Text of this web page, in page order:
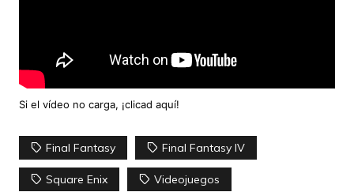
Si el vídeo no carga, ¡clicad aquí!
Final Fantasy Final Fantasy IV
Square Enix Videojuegos